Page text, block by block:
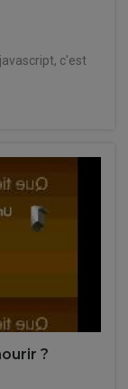
c'est
?